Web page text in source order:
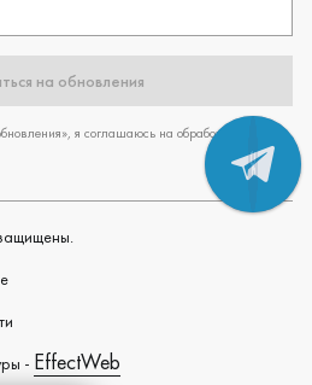
на обновления
я соглашаюсь на обработку
- EffectWeb